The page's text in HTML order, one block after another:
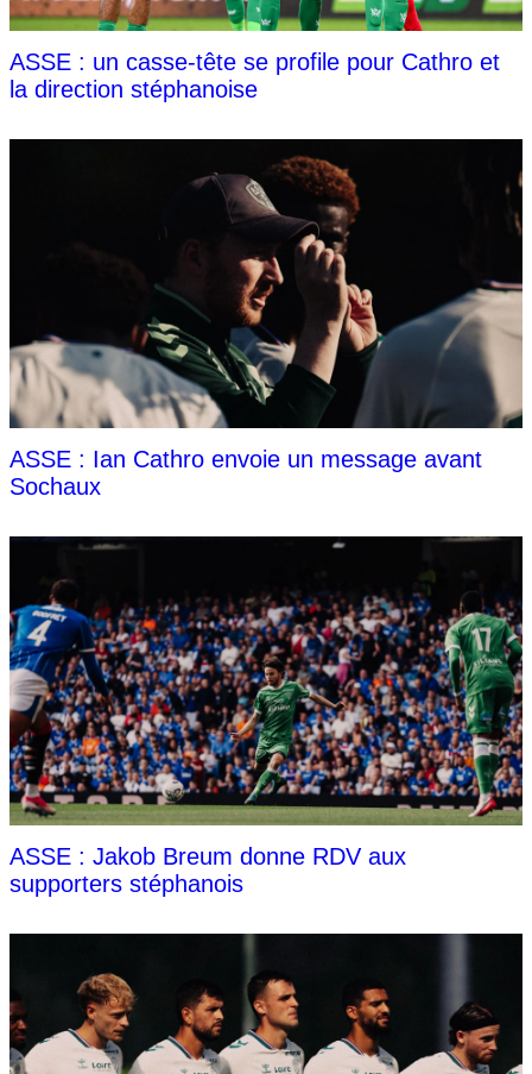
ASSE : un casse-tête se profile pour Cathro et
la direction stéphanoise
ASSE : Ian Cathro envoie un message avant
Sochaux
ASSE : Jakob Breum donne RDV aux
supporters stéphanois